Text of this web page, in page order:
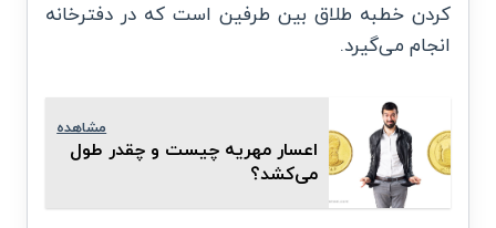
کردن خطبه طلاق بین طرفین است که در دفترخانه
انجام می‌گیرد.
مشاهده
اعسار مهریه چیست و چقدر طول
می‌کشد؟